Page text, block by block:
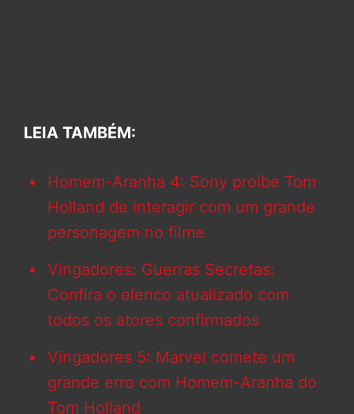
LEIA TAMBÉM:
Homem-Aranha 4: Sony proíbe Tom
Holland de interagir com um grande
personagem no filme
Vingadores: Guerras Secretas:
Confira o elenco atualizado com
todos os atores confirmados
Vingadores 5: Marvel comete um
grande erro com Homem-Aranha do
Tom Holland